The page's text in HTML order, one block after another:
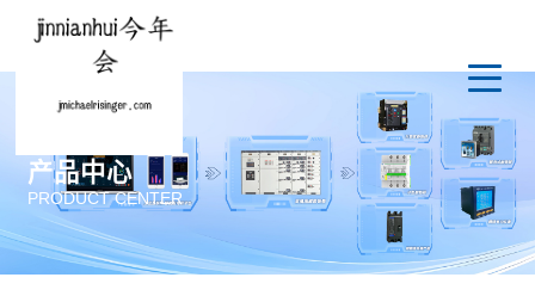
产品中心
PRODUCT CENTER